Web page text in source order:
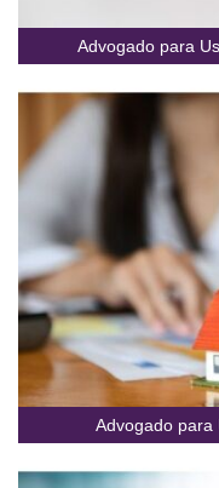
Advogado para
Advogado para